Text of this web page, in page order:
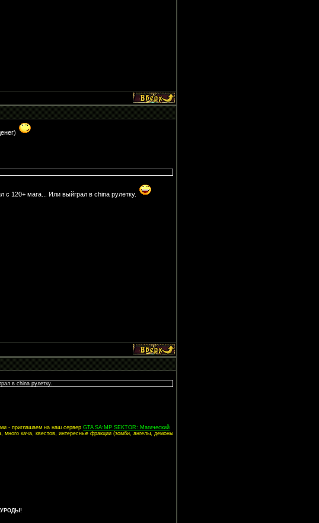
с 120+ мага... Или выйграл в china рулетку.
в china рулетку.
- приглашаем на наш серверGTA SA:MP SEKTOR: Магический
кача, квестов, интересные фракции (зомби, ангелы, демоны